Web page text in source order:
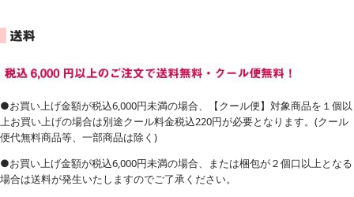
●お買い上げ金額が税込6,000円未満の場合、【クール便】対象商品を１個以
上お買い上げの場合は別途クール料金税込220円が必要となります。(クール
便代無料商品等、一部商品は除く)
●お買い上げ金額が税込6,000円未満の場合、または梱包が２個口以上となる
場合は送料が発生いたしますのでご了承ください。